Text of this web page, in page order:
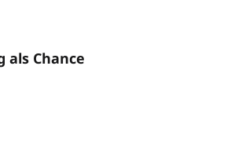
als Chance